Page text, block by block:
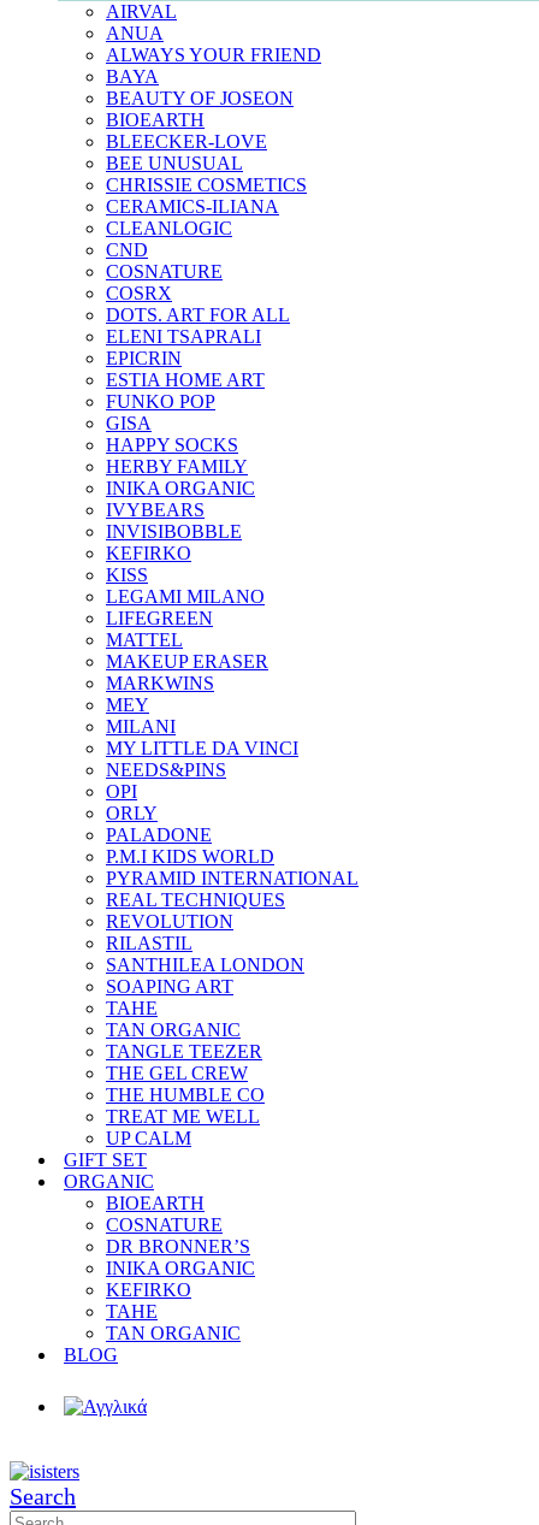
AIRVAL
ANUA
ALWAYS YOUR FRIEND
BAYA
BEAUTY OF JOSEON
BIOEARTH
BLEECKER-LOVE
BEE UNUSUAL
CHRISSIE COSMETICS
CERAMICS-ILIANA
CLEANLOGIC
CND
COSNATURE
COSRX
DOTS. ART FOR ALL
ELENI TSAPRALI
EPICRIN
ESTIA HOME ART
FUNKO POP
GISA
HAPPY SOCKS
HERBY FAMILY
INIKA ORGANIC
IVYBEARS
INVISIBOBBLE
KEFIRKO
KISS
LEGAMI MILANO
LIFEGREEN
MATTEL
MAKEUP ERASER
MARKWINS
MEY
MILANI
MY LITTLE DA VINCI
NEEDS&PINS
OPI
ORLY
PALADONE
P.M.I KIDS WORLD
PYRAMID INTERNATIONAL
REAL TECHNIQUES
REVOLUTION
RILASTIL
SANTHILEA LONDON
SOAPING ART
TAHE
TAN ORGANIC
TANGLE TEEZER
THE GEL CREW
THE HUMBLE CO
TREAT ME WELL
UP CALM
GIFT SET
ORGANIC
BIOEARTH
COSNATURE
DR BRONNER’S
INIKA ORGANIC
KEFIRKO
TAHE
TAN ORGANIC
BLOG
Search